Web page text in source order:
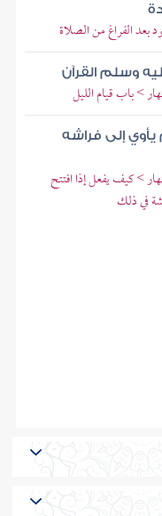
الفراغ من الصلاة
وسلم القرآن
> باب قيام الليل
إلى فراشه
> كيف يفعل إذا افتتح
في ذلك